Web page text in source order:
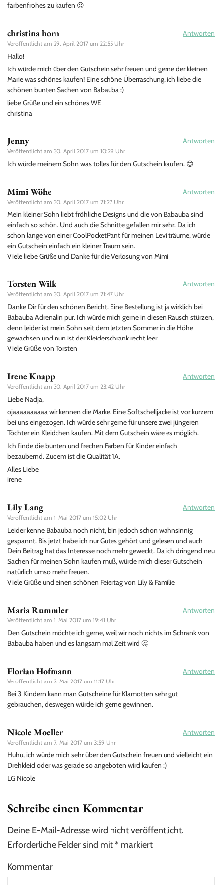
farbenfrohes zu kaufen 😍
christina horn
Veröffentlicht am 29. April 2017 um 22:55 Uhr
Antworten
Hallo!
Ich würde mich über den Gutschein sehr freuen und gerne der kleinen
Marie was schönes kaufen! Eine schöne Überraschung, ich liebe die
schönen bunten Sachen von Babauba :)
liebe Grüße und ein schönes WE
christina
Jenny
Veröffentlicht am 30. April 2017 um 10:29 Uhr
Antworten
Ich würde meinem Sohn was tolles für den Gutschein kaufen. 😊
Mimi Wöhe
Veröffentlicht am 30. April 2017 um 21:27 Uhr
Antworten
Mein kleiner Sohn liebt fröhliche Designs und die von Babauba sind
einfach so schön. Und auch die Schnitte gefallen mir sehr. Da ich
schon lange von einer CoolPocketPant für meinen Levi träume, würde
ein Gutschein einfach ein kleiner Traum sein.
Viele liebe Grüße und Danke für die Verlosung von Mimi
Torsten Wilk
Veröffentlicht am 30. April 2017 um 21:47 Uhr
Antworten
Danke Dir für den schönen Bericht. Eine Bestellung ist ja wirklich bei
Babauba Adrenalin pur. Ich würde mich gerne in diesen Rausch stürzen,
denn leider ist mein Sohn seit dem letzten Sommer in die Höhe
gewachsen und nun ist der Kleiderschrank recht leer.
Viele Grüße von Torsten
Irene Knapp
Veröffentlicht am 30. April 2017 um 23:42 Uhr
Antworten
Liebe Nadja,
ojaaaaaaaaaa wir kennen die Marke. Eine Softschelljacke ist vor kurzem
bei uns eingezogen. Ich würde sehr gerne für unsere zwei jüngeren
Töchter ein Kleidchen kaufen. Mit dem Gutschein wäre es möglich.
Ich finde die bunten und frechen Farben für Kinder einfach
bezaubernd. Zudem ist die Qualität 1A.
Alles Liebe
irene
Lily Lang
Veröffentlicht am 1. Mai 2017 um 15:02 Uhr
Antworten
Leider kenne Babauba noch nicht, bin jedoch schon wahnsinnig
gespannt. Bis jetzt habe ich nur Gutes gehört und gelesen und auch
Dein Beitrag hat das Interesse noch mehr geweckt. Da ich dringend neu
Sachen für meinen Sohn kaufen muß, würde mich dieser Gutschein
natürlich umso mehr freuen.
Viele Grüße und einen schönen Feiertag von Lily & Familie
Maria Rummler
Veröffentlicht am 1. Mai 2017 um 19:41 Uhr
Antworten
Den Gutschein möchte ich gerne, weil wir noch nichts im Schrank von
Babauba haben und es langsam mal Zeit wird 🤔
Florian Hofmann
Veröffentlicht am 2. Mai 2017 um 11:17 Uhr
Antworten
Bei 3 Kindern kann man Gutscheine für Klamotten sehr gut
gebrauchen, deswegen würde ich gerne gewinnen.
Nicole Moeller
Veröffentlicht am 7. Mai 2017 um 3:59 Uhr
Antworten
Huhu, ich würde mich sehr über den Gutschein freuen und vielleicht ein
Drehkleid oder was gerade so angeboten wird kaufen :)
LG Nicole
Schreibe einen Kommentar
Deine E-Mail-Adresse wird nicht veröffentlicht.
Erforderliche Felder sind mit* markiert
Kommentar